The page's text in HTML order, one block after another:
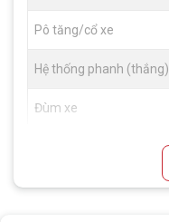
Pô tăng/cổ xe
Hệ thống phanh (thắng)
Đùm xe
Lốp xe